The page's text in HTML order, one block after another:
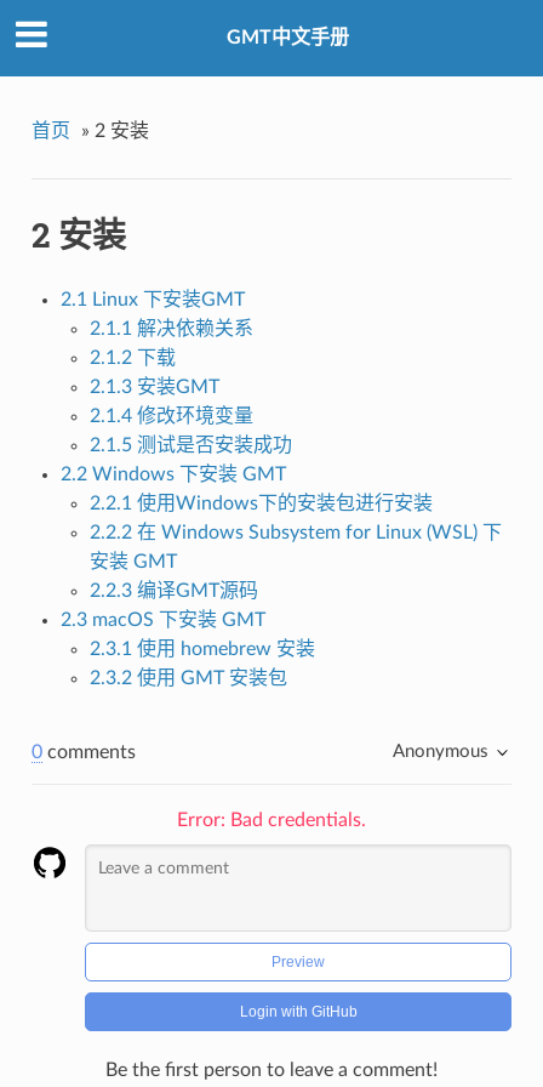
GMT中文手册
首页 » 2 安装
2 安装
2.1 Linux 下安装GMT
2.1.1 解决依赖关系
2.1.2 下载
2.1.3 安装GMT
2.1.4 修改环境变量
2.1.5 测试是否安装成功
2.2 Windows 下安装 GMT
2.2.1 使用Windows下的安装包进行安装
2.2.2 在 Windows Subsystem for Linux (WSL) 下
安装 GMT
2.2.3 编译GMT源码
2.3 macOS 下安装 GMT
2.3.1 使用 homebrew 安装
2.3.2 使用 GMT 安装包
0comments Anonymous
Error: Bad credentials.
Preview
Login with GitHub
Be the first person to leave a comment!